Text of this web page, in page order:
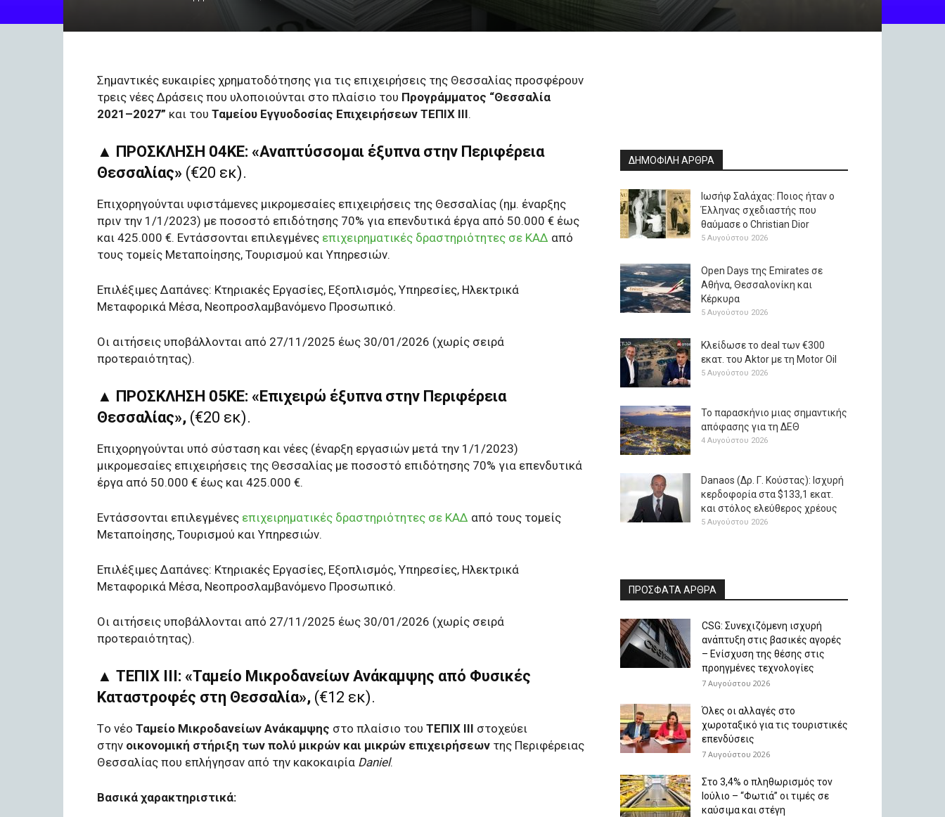
Σημαντικές ευκαιρίες χρηματοδότησης για τις επιχειρήσεις της Θεσσαλίας προσφέρουν
τρεις νέες Δράσεις που υλοποιούνται στο πλαίσιο του Προγράμματος “Θεσσαλία
2021–2027” και του Ταμείου Εγγυοδοσίας Επιχειρήσεων ΤΕΠΙΧ ΙΙΙ.
▲ ΠΡΟΣΚΛΗΣΗ 04ΚΕ: «Αναπτύσσομαι έξυπνα στην Περιφέρεια
Θεσσαλίας» (€20 εκ).
Επιχορηγούνται υφιστάμενες μικρομεσαίες επιχειρήσεις της Θεσσαλίας (ημ. έναρξης
πριν την 1/1/2023) με ποσοστό επιδότησης 70% για επενδυτικά έργα από 50.000 € έως
και 425.000 €. Εντάσσονται επιλεγμένες επιχειρηματικές δραστηριότητες σε ΚΑΔ από
τους τομείς Μεταποίησης, Τουρισμού και Υπηρεσιών.
Επιλέξιμες Δαπάνες: Κτηριακές Εργασίες, Εξοπλισμός, Υπηρεσίες, Ηλεκτρικά
Μεταφορικά Μέσα, Νεοπροσλαμβανόμενο Προσωπικό.
Οι αιτήσεις υποβάλλονται από 27/11/2025 έως 30/01/2026 (χωρίς σειρά
προτεραιότητας).
▲ ΠΡΟΣΚΛΗΣΗ 05ΚΕ: «Επιχειρώ έξυπνα στην Περιφέρεια
Θεσσαλίας», (€20 εκ).
Επιχορηγούνται υπό σύσταση και νέες (έναρξη εργασιών μετά την 1/1/2023)
μικρομεσαίες επιχειρήσεις της Θεσσαλίας με ποσοστό επιδότησης 70% για επενδυτικά
έργα από 50.000 € έως και 425.000 €.
Εντάσσονται επιλεγμένες επιχειρηματικές δραστηριότητες σε ΚΑΔ από τους τομείς
Μεταποίησης, Τουρισμού και Υπηρεσιών.
Επιλέξιμες Δαπάνες: Κτηριακές Εργασίες, Εξοπλισμός, Υπηρεσίες, Ηλεκτρικά
Μεταφορικά Μέσα, Νεοπροσλαμβανόμενο Προσωπικό.
Οι αιτήσεις υποβάλλονται από 27/11/2025 έως 30/01/2026 (χωρίς σειρά
προτεραιότητας).
▲ ΤΕΠΙΧ ΙΙΙ: «Ταμείο Μικροδανείων Ανάκαμψης από Φυσικές
Καταστροφές στη Θεσσαλία», (€12 εκ).
Tο νέο Ταμείο Μικροδανείων Ανάκαμψης στο πλαίσιο του ΤΕΠΙΧ ΙΙΙ στοχεύει
στην οικονομική στήριξη των πολύ μικρών και μικρών επιχειρήσεων της Περιφέρειας
Θεσσαλίας που επλήγησαν από την κακοκαιρία Daniel.
Βασικά χαρακτηριστικά:
ΔΗΜΟΦΙΛΗ ΑΡΘΡΑ
Ιωσήφ Σαλάχας: Ποιος ήταν ο
Έλληνας σχεδιαστής που
θαύμασε ο Christian Dior
5 Αυγούστου 2026
Open Days της Emirates σε
Αθήνα, Θεσσαλονίκη και
Κέρκυρα
5 Αυγούστου 2026
Κλείδωσε το deal των €300
εκατ. του Aktor με τη Μotor Oil
5 Αυγούστου 2026
Το παρασκήνιο μιας σημαντικής
απόφασης για τη ΔΕΘ
4 Αυγούστου 2026
Danaos (Δρ. Γ. Κούστας): Ισχυρή
κερδοφορία στα $133,1 εκατ.
και στόλος ελεύθερος χρέους
5 Αυγούστου 2026
ΠΡΟΣΦΑΤΑ ΑΡΘΡΑ
CSG: Συνεχιζόμενη ισχυρή
ανάπτυξη στις βασικές αγορές
– Ενίσχυση της θέσης στις
προηγμένες τεχνολογίες
7 Αυγούστου 2026
Όλες οι αλλαγές στο
χωροταξικό για τις τουριστικές
επενδύσεις
7 Αυγούστου 2026
Στο 3,4% ο πληθωρισμός τον
Ιούλιο – “Φωτιά” οι τιμές σε
καύσιμα και στέγη